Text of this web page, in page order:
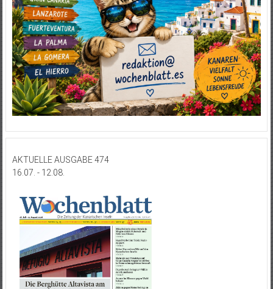
AKTUELLE AUSGABE 474
16.07. - 12.08.